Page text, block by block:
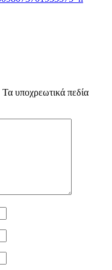
Τα υποχρεωτικά πεδία